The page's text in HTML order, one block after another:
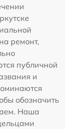
ремонт,
публичной
и
обозначить
Наша